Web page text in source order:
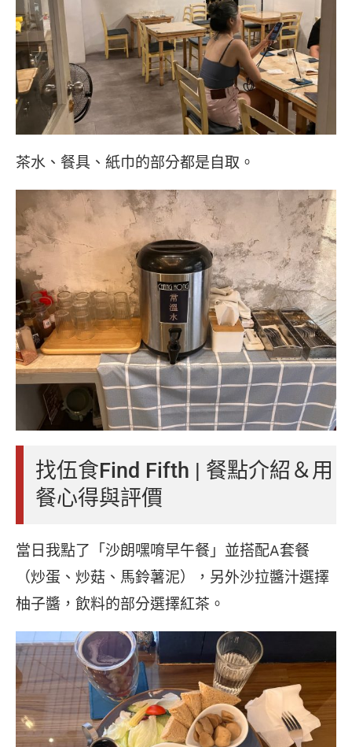
茶水、餐具、紙巾的部分都是自取。
找伍食Find Fifth | 餐點介紹＆用
餐心得與評價
當日我點了「沙朗嘿唷早午餐」並搭配A套餐
（炒蛋、炒菇、馬鈴薯泥），另外沙拉醬汁選擇
柚子醬，飲料的部分選擇紅茶。